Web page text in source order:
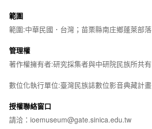
範圍
範圍:中華民國．台灣；苗栗縣南庄鄉蓬萊部落
管理權
著作權擁有者:研究採集者與中研院民族所共有
數位化執行單位:臺灣民族誌數位影音典藏計畫
授權聯絡窗口
請洽：ioemuseum@gate.sinica.edu.tw